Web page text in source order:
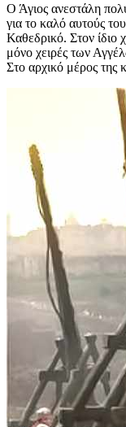
Ο Άγιος ανεστάλη
για το καλό αυτούς
Καθεδρικό. Στον ίδιο
μόνο χειρές των
Στο αρχικό μέρος της